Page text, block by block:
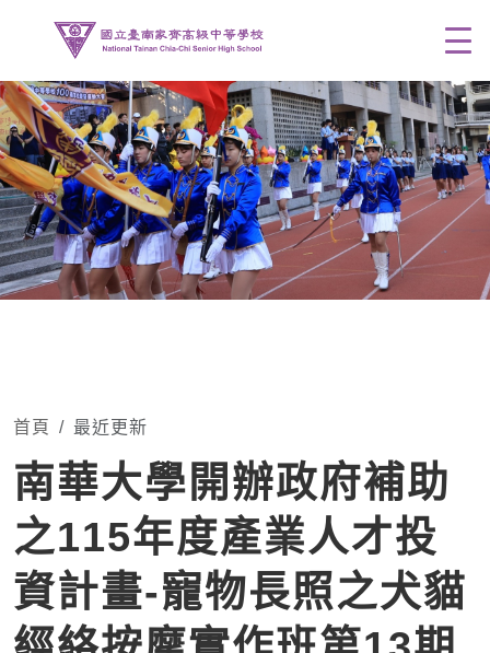
首頁 最近更新
南華大學開辦政府補助
之115年度產業人才投
資計畫-寵物長照之犬貓